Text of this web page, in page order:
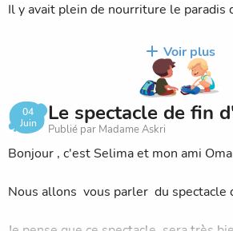
Il y avait plein de nourriture le paradis
Et nous faisions ce que nous voulions.
Voir plus
04
Juin
Le spectacle de fin
Publié par Madame Askri
Bonjour , c'est Selima et mon ami
Nous allons vous parler du spectacle